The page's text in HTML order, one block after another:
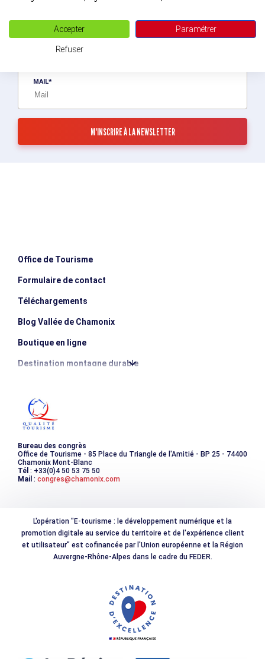
Recevez des bons plans personnalisés !
Soyez le premier informé ! Découvrez les nouveautés de la vallée en
de Chamonix-Mont-Blanc.
MAIL
Office de Tourisme
Formulaire de contact
Téléchargements
Blog Vallée de Chamonix
Boutique en ligne
Destination montagne durable
Photothèque
Bureau des congrès
Office de Tourisme - 85 Place du Triangle de l'Amitié - BP 25 - 74400
Chamonix Mont-Blanc
Tél : +33(0)4 50 53 75 50
Mail : congres@chamonix.com
L'opération "E-tourisme : le développement numérique et la
promotion digitale au service du territoire et de l'expérience client
et utilisateur" est cofinancée par l'Union européenne et la Région
Auvergne-Rhône-Alpes dans le cadre du FEDER.
Accepter Paramétrer
Refuser